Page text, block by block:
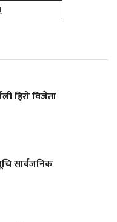
हिरो विजेता
सार्वजनिक